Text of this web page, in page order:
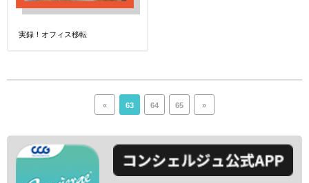
実録！オフィス移転
« 63 64 65 »